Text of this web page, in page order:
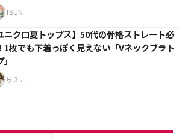
TSUN
ニクロ夏トップス】50代の骨格ストレート必
1枚でも下着っぽく見えない「Vネックブラト
ちえこ